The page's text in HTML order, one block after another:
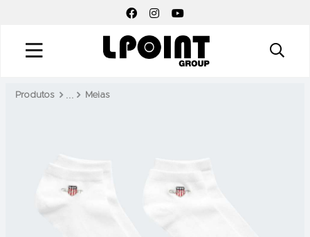
FACEBOOK SOCIAL LINK
INSTAGRAM SOCIAL LINK
YOUTUBE SOCIAL LINK
Produtos Meias